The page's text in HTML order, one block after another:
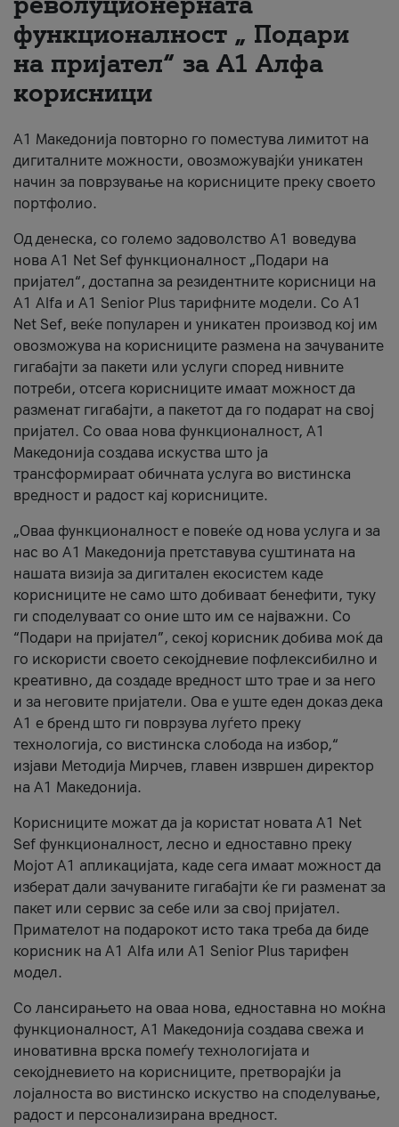
За нас
#ПодобарОнлајн
функционалност „ Подари
на пријател“ за А1 Алфа
корисници
А1 Македонија повторно го поместува лимитот на
дигиталните можности, овозможувајќи уникатен
начин за поврзување на корисниците преку своето
портфолио.
Од денеска, со големо задоволство А1 воведува
нова A1 Net Sef функционалност „Подари на
пријател“, достапна за резидентните корисници на
А1 Alfa и A1 Senior Plus тарифните модели. Со A1
Net Sef, веќе популарен и уникатен производ кој им
овозможува на корисниците размена на зачуваните
гигабајти за пакети или услуги според нивните
потреби, отсега корисниците имаат можност да
разменат гигабајти, а пакетот да го подарат на свој
пријател. Со оваа нова функционалност, А1
Македонија создава искуства што ја
трансформираат обичната услуга во вистинска
вредност и радост кај корисниците.
„Оваа функционалност е повеќе од нова услуга и за
нас во А1 Македонија претставува суштината на
нашата визија за дигитален екосистем каде
корисниците не само што добиваат бенефити, туку
ги споделуваат со оние што им се најважни. Со
“Подари на пријател”, секој корисник добива моќ да
го искористи своето секојдневие пофлексибилно и
креативно, да создаде вредност што трае и за него
и за неговите пријатели. Ова е уште еден доказ дека
А1 е бренд што ги поврзува луѓето преку
технологија, со вистинска слобода на избор,“
изјави Методија Мирчев, главен извршен директор
на А1 Македонија.
Корисниците можат да ја користат новата А1 Net
Sef функционалност, лесно и едноставно преку
Мојот А1 апликацијата, каде сега имаат можност да
изберат дали зачуваните гигабајти ќе ги разменат за
пакет или сервис за себе или за свој пријател.
Примателот на подарокот исто така треба да биде
корисник на А1 Alfa или A1 Senior Plus тарифен
модел.
Со лансирањето на оваа нова, едноставна но моќна
функционалност, А1 Македонија создава свежа и
иновативна врска помеѓу технологијата и
секојдневието на корисниците, претворајќи ја
лојалноста во вистинско искуство на споделување,
радост и персонализирана вредност.